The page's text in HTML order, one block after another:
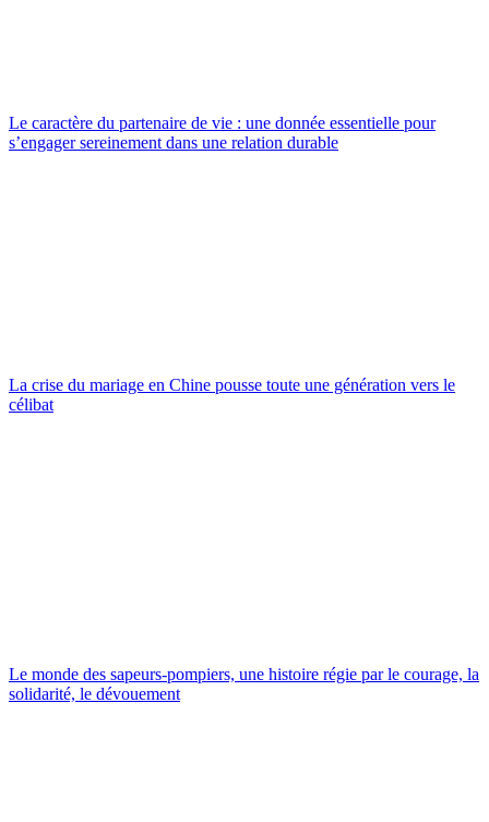
Le caractère du partenaire de vie : une donnée essentielle pour
s’engager sereinement dans une relation durable
La crise du mariage en Chine pousse toute une génération vers le
célibat
Le monde des sapeurs-pompiers, une histoire régie par le courage, la
solidarité, le dévouement